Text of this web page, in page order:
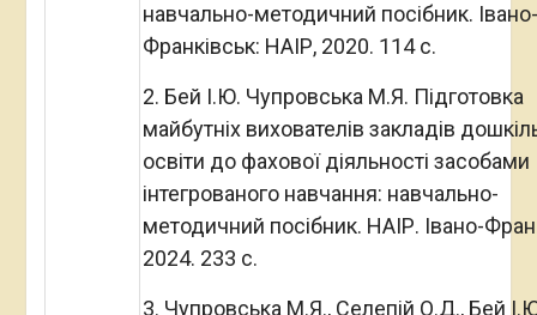
навчально-методичний посібник. Івано-
Франківськ: НАІР, 2020. 114 с.
2. Бей І.Ю. Чупровська М.Я. Підготовка
майбутніх вихователів закладів
освіти до фахової діяльності засобами
інтегрованого навчання: навчально-
методичний посібник. НАІР. Івано-
2024. 233 с.
3. Чупровська М.Я., Селепій О.Д., Бей